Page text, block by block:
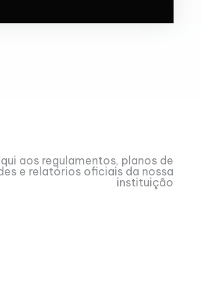
aos regulamentos, planos de
e relatórios oficiais da nossa
instituição